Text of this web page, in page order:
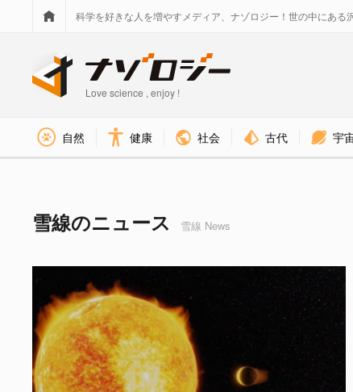
科学を好きな人を増やすメディア、ナゾロジー！世の中にある
Love science , enjoy !
自然 健康 社会 古代 宇
雪線のニュース 雪線 News